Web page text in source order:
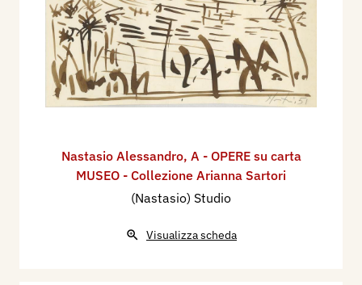
Nastasio Alessandro, A - OPERE su carta
MUSEO - Collezione Arianna Sartori
(Nastasio) Studio
Visualizza scheda